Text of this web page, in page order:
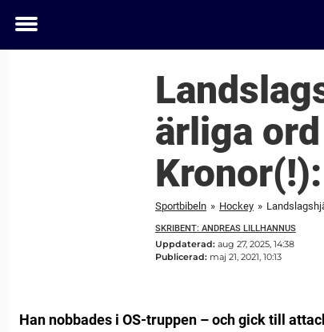
Toggle
ärliga
Sportbibeln » Hockey »
SKRIBENT: ANDREAS LILLHANNUS
Uppdaterad: aug 27, 2025, 14:38
Publicerad: maj 21, 2021, 10:13
Han nobbades i OS-truppen – och gick till